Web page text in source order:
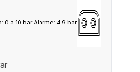
0 a 10 bar Alarme: 4.9 bar